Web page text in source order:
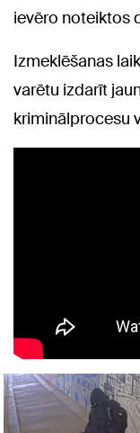
ievēro noteiktos
Izmeklēšanas
varētu izdarīt
kriminālprocesu